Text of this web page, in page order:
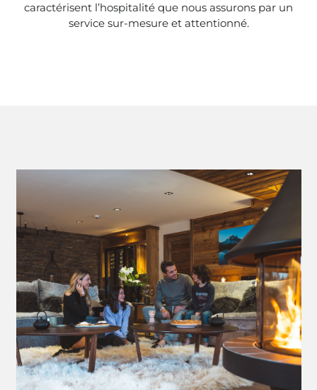
caractérisent l’hospitalité que nous assurons par un
service sur-mesure et attentionné.